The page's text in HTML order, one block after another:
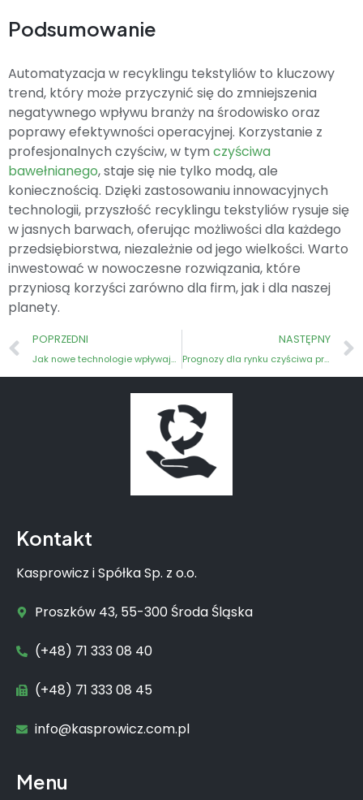
Podsumowanie
Automatyzacja w recyklingu tekstyliów to kluczowy
trend, który może przyczynić się do zmniejszenia
negatywnego wpływu branży na środowisko oraz
poprawy efektywności operacyjnej. Korzystanie z
profesjonalnych czyściw, w tym czyściwa
bawełnianego, staje się nie tylko modą, ale
koniecznością. Dzięki zastosowaniu innowacyjnych
technologii, przyszłość recyklingu tekstyliów rysuje się
w jasnych barwach, oferując możliwości dla każdego
przedsiębiorstwa, niezależnie od jego wielkości. Warto
inwestować w nowoczesne rozwiązania, które
przyniosą korzyści zarówno dla firm, jak i dla naszej
planety.
POPRZEDNI
Jak nowe technologie wpływają na produkcję czyściwa?
NASTĘPNY
Prognozy dla rynku czyściwa przemysłowego w Polsce
Kontakt
Kasprowicz i Spółka Sp. z o.o.
Proszków 43, 55-300 Środa Śląska
(+48) 71 333 08 40
(+48) 71 333 08 45
info@kasprowicz.com.pl
Menu